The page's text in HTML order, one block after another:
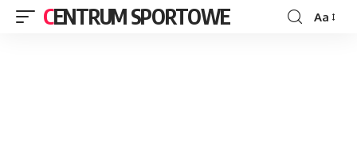
CENTRUM SPORTOWE Aa